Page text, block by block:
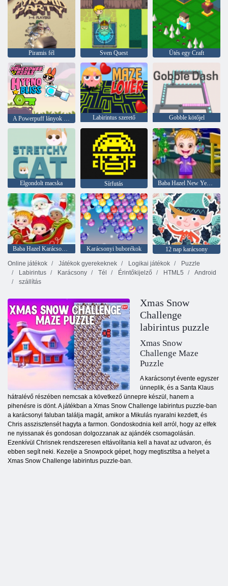
Piramis fél Sven Quest Ütés egy Craft
Labirintus szerető Gobble kötőjel
Elgondolt macska Sírfutás Baba Hazel New Year Bash
Baba Hazel Karácsonyi meglepetés Karácsonyi buborékok
12 nap karácsony
Online játékok
Játékok gyerekeknek Logikai játékok
Puzzle
Labirintus
Karácsony Tél Érintőkijelző HTML5
Android
szállítás
Xmas Snow
Challenge
labirintus puzzle
Xmas Snow
Challenge Maze
Puzzle
A karácsonyt évente egyszer
ünneplik, és a Santa Klaus
hátralévő részében nemcsak a következő ünnepre készül, hanem a
pihenésre is dönt. A játékban a Xmas Snow Challenge labirintus puzzle-ban
a karácsonyi faluban találja magát, amikor a Mikulás nyaralni kezdett, és
Chris asszisztensét hagyta a farmon. Gondoskodnia kell arról, hogy az elfek
ne nyissanak és gondosan dolgozzanak az ajándék csomagolásán.
Ezenkívül Chrisnek rendszeresen eltávolítania kell a havat az udvaron, és
ebben segít neki. Kezelje a Snowpock gépet, hogy megtisztítsa a helyet a
Xmas Snow Challenge labirintus puzzle-ban.